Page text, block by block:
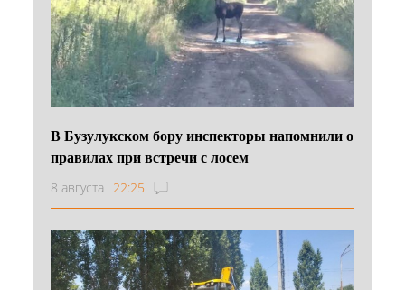
В Бузулукском бору инспекторы напомнили о
правилах при встречи с лосем
8 августа 22:25